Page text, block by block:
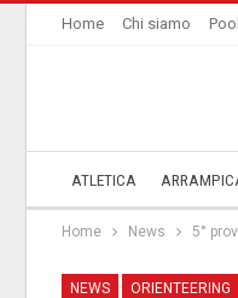
Home Chi siamo
ATLETICA
Home News 5°
NEWS ORIENTEERING